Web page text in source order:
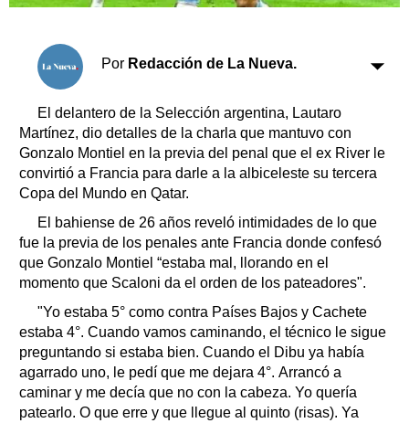
Clasificados
Horóscopo
Servicios
Farmacias
Transportes
Loterías
Datos Útiles
Fúnebres
Edictos
Teléfonos de urgencia
Por Redacción de La Nueva.
El delantero de la Selección argentina, Lautaro
Martínez, dio detalles de la charla que mantuvo con
Gonzalo Montiel en la previa del penal que el ex River le
convirtió a Francia para darle a la albiceleste su tercera
Copa del Mundo en Qatar.
El bahiense de 26 años reveló intimidades de lo que
fue la previa de los penales ante Francia donde confesó
que Gonzalo Montiel “estaba mal, llorando en el
momento que Scaloni da el orden de los pateadores".
"Yo estaba 5° como contra Países Bajos y Cachete
estaba 4°. Cuando vamos caminando, el técnico le sigue
preguntando si estaba bien. Cuando el Dibu ya había
agarrado uno, le pedí que me dejara 4°. Arrancó a
caminar y me decía que no con la cabeza. Yo quería
patearlo. O que erre y que llegue al quinto (risas). Ya